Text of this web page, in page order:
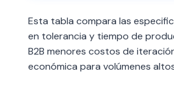
Esta tabla compara las
en tolerancia y tiempo de
B2B menores costos de
económica para volúmenes